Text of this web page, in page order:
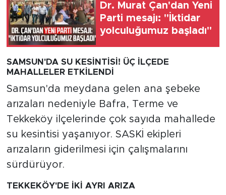
Dr. Murat Çan'dan Yeni
Parti mesajı: "İktidar
yolculuğumuz başladı"
SAMSUN'DA SU KESİNTİSİ! ÜÇ İLÇEDE
MAHALLELER ETKİLENDİ
Samsun'da meydana gelen ana şebeke
arızaları nedeniyle Bafra, Terme ve
Tekkeköy ilçelerinde çok sayıda mahallede
su kesintisi yaşanıyor. SASKİ ekipleri
arızaların giderilmesi için çalışmalarını
sürdürüyor.
TEKKEKÖY'DE İKİ AYRI ARIZA